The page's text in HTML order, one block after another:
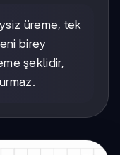
üreme, tek
birey
şeklidir,